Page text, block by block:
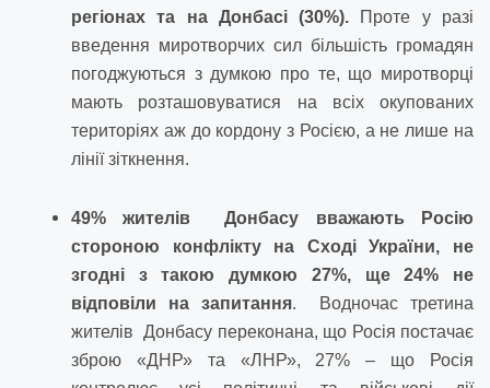
регіонах та на Донбасі (30%). Проте у разі
введення миротворчих сил більшість громадян
погоджуються з думкою про те, що миротворці
мають розташовуватися на всіх окупованих
територіях аж до кордону з Росією, а не лише на
лінії зіткнення.
49% жителів Донбасу вважають Росію
стороною конфлікту на Сході України, не
згодні з такою думкою 27%, ще 24% не
відповіли на запитання. Водночас третина
жителів Донбасу переконана, що Росія постачає
зброю «ДНР» та «ЛНР», 27% – що Росія